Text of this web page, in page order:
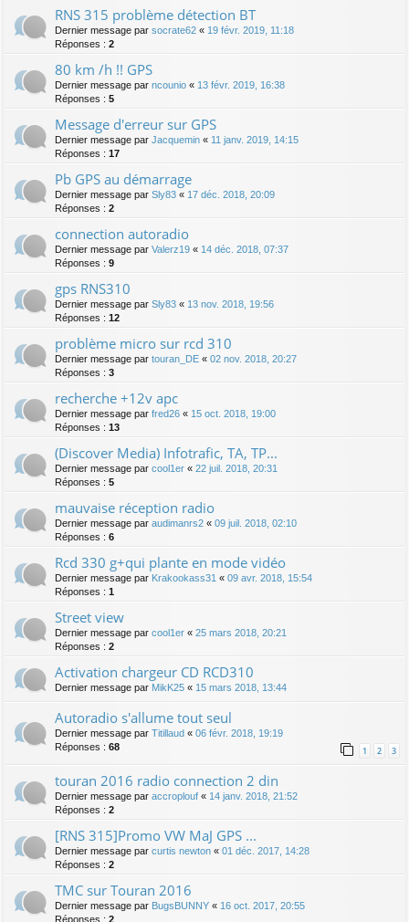
RNS 315 problème détection BT
Dernier message par socrate62 « 19 févr. 2019, 11:18
Réponses : 2
80 km /h !! GPS
Dernier message par ncounio « 13 févr. 2019, 16:38
Réponses : 5
Message d'erreur sur GPS
Dernier message par Jacquemin « 11 janv. 2019, 14:15
Réponses : 17
Pb GPS au démarrage
Dernier message par Sly83 « 17 déc. 2018, 20:09
Réponses : 2
connection autoradio
Dernier message par Valerz19 « 14 déc. 2018, 07:37
Réponses : 9
gps RNS310
Dernier message par Sly83 « 13 nov. 2018, 19:56
Réponses : 12
problème micro sur rcd 310
Dernier message par touran_DE « 02 nov. 2018, 20:27
Réponses : 3
recherche +12v apc
Dernier message par fred26 « 15 oct. 2018, 19:00
Réponses : 13
(Discover Media) Infotrafic, TA, TP...
Dernier message par cool1er « 22 juil. 2018, 20:31
Réponses : 5
mauvaise réception radio
Dernier message par audimanrs2 « 09 juil. 2018, 02:10
Réponses : 6
Rcd 330 g+qui plante en mode vidéo
Dernier message par Krakookass31 « 09 avr. 2018, 15:54
Réponses : 1
Street view
Dernier message par cool1er « 25 mars 2018, 20:21
Réponses : 2
Activation chargeur CD RCD310
Dernier message par MikK25 « 15 mars 2018, 13:44
Autoradio s'allume tout seul
Dernier message par Titillaud « 06 févr. 2018, 19:19
Réponses : 68 1 2 3
touran 2016 radio connection 2 din
Dernier message par accroplouf « 14 janv. 2018, 21:52
Réponses : 2
[RNS 315]Promo VW MaJ GPS ...
Dernier message par curtis newton « 01 déc. 2017, 14:28
Réponses : 2
TMC sur Touran 2016
Dernier message par BugsBUNNY « 16 oct. 2017, 20:55
Réponses : 2